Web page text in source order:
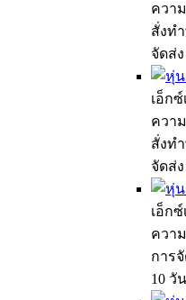
ควา
สั่งท
จัดส่
เอ็กซ์
ควา
สั่งท
จัดส่
เอ็กซ์
ควา
การ
10 วัน